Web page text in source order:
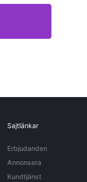
Sajtlänkar
Erbjudanden
Annonsera
Kundtjänst